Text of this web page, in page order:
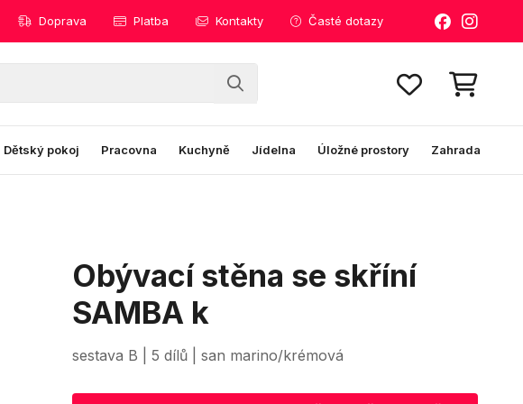
Doprava Platba Kontakty Časté dotazy
Dětský pokoj Pracovna Kuchyně Jídelna Úložné prostory Zahrada
Obývací stěna se skříní
SAMBA k
sestava B | 5 dílů | san marino/krémová